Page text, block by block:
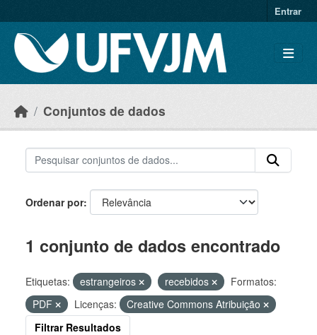
Entrar
Conjuntos de dados
Ordenar por
1 conjunto de dados encontrado
Etiquetas: estrangeiros recebidos
Formatos:
PDF
Licenças:
Creative Commons Atribuição
Filtrar Resultados